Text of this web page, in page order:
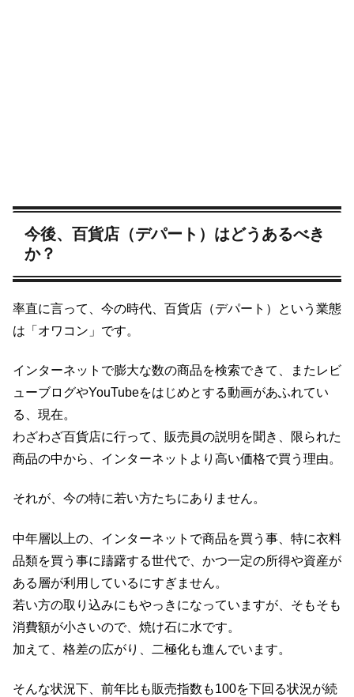
今後、百貨店（デパート）はどうあるべき
か？
率直に言って、今の時代、百貨店（デパート）という業態
は「オワコン」です。
インターネットで膨大な数の商品を検索できて、またレビ
ューブログやYouTubeをはじめとする動画があふれてい
る、現在。
わざわざ百貨店に行って、販売員の説明を聞き、限られた
商品の中から、インターネットより高い価格で買う理由。
それが、今の特に若い方たちにありません。
中年層以上の、インターネットで商品を買う事、特に衣料
品類を買う事に躊躇する世代で、かつ一定の所得や資産が
ある層が利用しているにすぎません。
若い方の取り込みにもやっきになっていますが、そもそも
消費額が小さいので、焼け石に水です。
加えて、格差の広がり、二極化も進んでいます。
そんな状況下、前年比も販売指数も100を下回る状況が続